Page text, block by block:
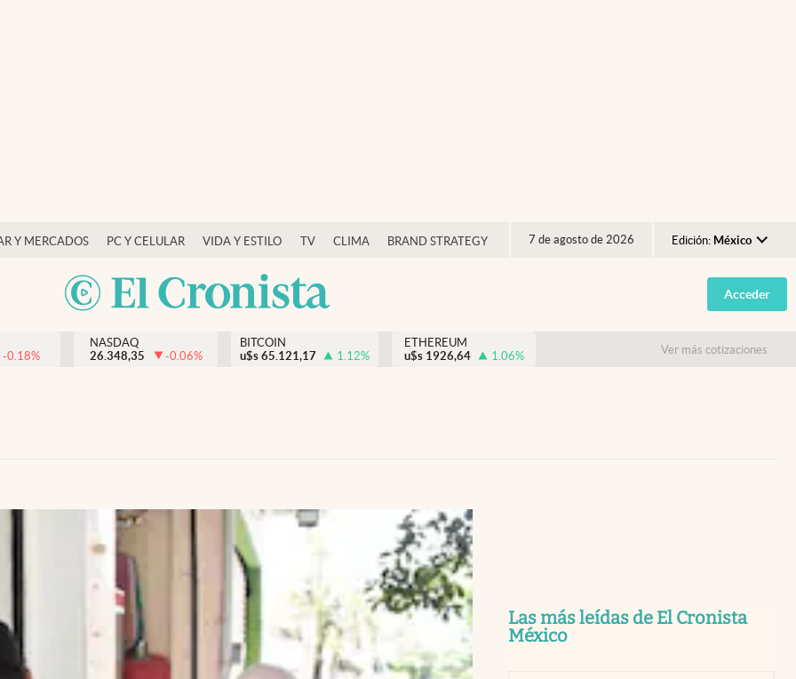
Y MERCADOS PC Y CELULAR VIDA Y ESTILO TV CLIMA BRAND STRATEGY 7 de agosto de 2026 Edición: México
Argentina
España
USA
Acceder
-0.18%
NASDAQ
26.348,35
-0.06%
BITCOIN
u$s 65.121,17 1.12%
ETHEREUM
u$s 1926,64 1.06% Ver más cotizaciones
Las más leídas de El Cronista
México